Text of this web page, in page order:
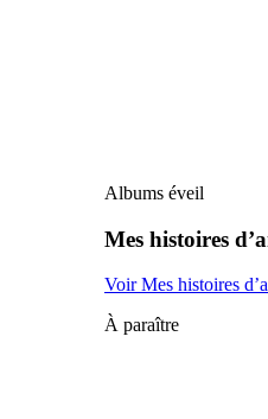
Albums éveil
Mes histoires
Voir Mes histoires
À paraître